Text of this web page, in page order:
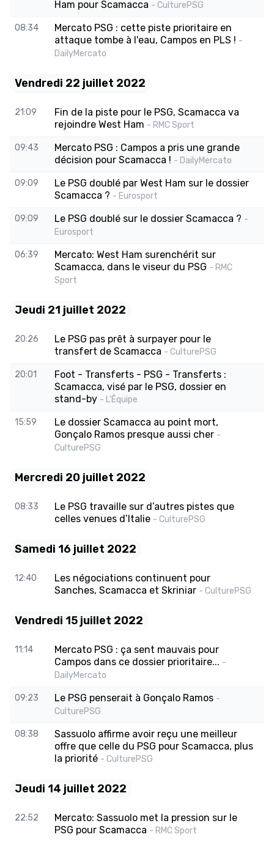
Ham pour Scamacca - CulturePSG
08:34
Mercato PSG : cette piste prioritaire en
attaque tombe à l'eau, Campos en PLS ! -
DailyMercato
Vendredi 22 juillet 2022
21:09
Fin de la piste pour le PSG, Scamacca va
rejoindre West Ham - RMC Sport
09:43
Mercato PSG : Campos a pris une grande
décision pour Scamacca ! - DailyMercato
09:09
Le PSG doublé par West Ham sur le dossier
Scamacca ? - Eurosport
09:09 Le PSG doublé sur le dossier Scamacca ? -
Eurosport
06:39
Mercato: West Ham surenchérit sur
Scamacca, dans le viseur du PSG - RMC
Sport
Jeudi 21 juillet 2022
20:26
Le PSG pas prêt à surpayer pour le
transfert de Scamacca - CulturePSG
20:01
Foot - Transferts - PSG - Transferts :
Scamacca, visé par le PSG, dossier en
stand-by - L'Équipe
15:59
Le dossier Scamacca au point mort,
Gonçalo Ramos presque aussi cher -
CulturePSG
Mercredi 20 juillet 2022
08:33
Le PSG travaille sur d’autres pistes que
celles venues d’Italie - CulturePSG
Samedi 16 juillet 2022
12:40
Les négociations continuent pour
Sanches, Scamacca et Skriniar - CulturePSG
Vendredi 15 juillet 2022
11:14
Mercato PSG : ça sent mauvais pour
Campos dans ce dossier prioritaire... -
DailyMercato
09:23 Le PSG penserait à Gonçalo Ramos -
CulturePSG
08:38
Sassuolo affirme avoir reçu une meilleur
offre que celle du PSG pour Scamacca, plus
la priorité - CulturePSG
Jeudi 14 juillet 2022
22:52
Mercato: Sassuolo met la pression sur le
PSG pour Scamacca - RMC Sport